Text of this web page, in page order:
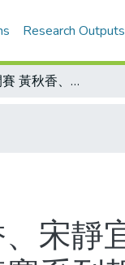
Research Outputs
東京桌球公開賽 黃秋香、宋靜宜女雙晉八強 洪正雄、宋智煒男單向上衝/第四十屆世桌賽系列報導之一 選手逾八百 室內賽規模第一
宋靜